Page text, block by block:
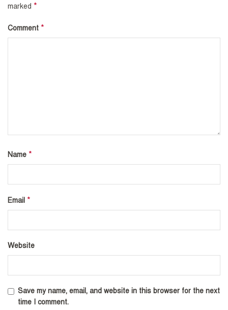
marked *
Comment *
Name *
Email *
Website
Save my name, email, and website in this browser for the next
time I comment.